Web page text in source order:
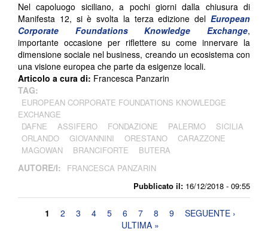
Pubblicato il: 16/12/2018 - 09:55
Nel capoluogo siciliano, a pochi giorni dalla chiusura di
Manifesta 12, si è svolta la terza edizione del European
Corporate Foundations Knowledge Exchange,
importante occasione per riflettere su come innervare la
dimensione sociale nel business, creando un ecosistema con
una visione europea che parte da esigenze locali.
Articolo a cura di: Francesca Panzarin
TAG:
EUROPEAN CORPORATE FOUNDATIONS KNOWLEDGE
EXCHANGE
DAFNE
ASSIFERO FONDAZIONE PALERMO
SICILIA
ORLANDO
GIOVANNINI ORESTANO
CARAZZONE
MAGOWAN
BRANCIFORTE BUTERA
AUTORE/I: FRANCESCA PANZARIN
Pagine
1 2 3 4 5 6 7 8 9
SEGUENTE ›
ULTIMA »